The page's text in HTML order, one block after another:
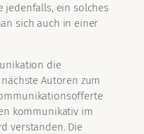
jedenfalls, ein solches
sich auch in einer
die
Autoren zum
kommunikativ im
verstanden. Die